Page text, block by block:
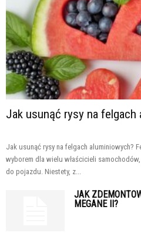
Jak usunąć rysy na felgach
Jak usunąć rysy na felgach aluminiowych?
wyborem dla wielu właścicieli
do pojazdu. Niestety, z...
JAK
MEGANE II?